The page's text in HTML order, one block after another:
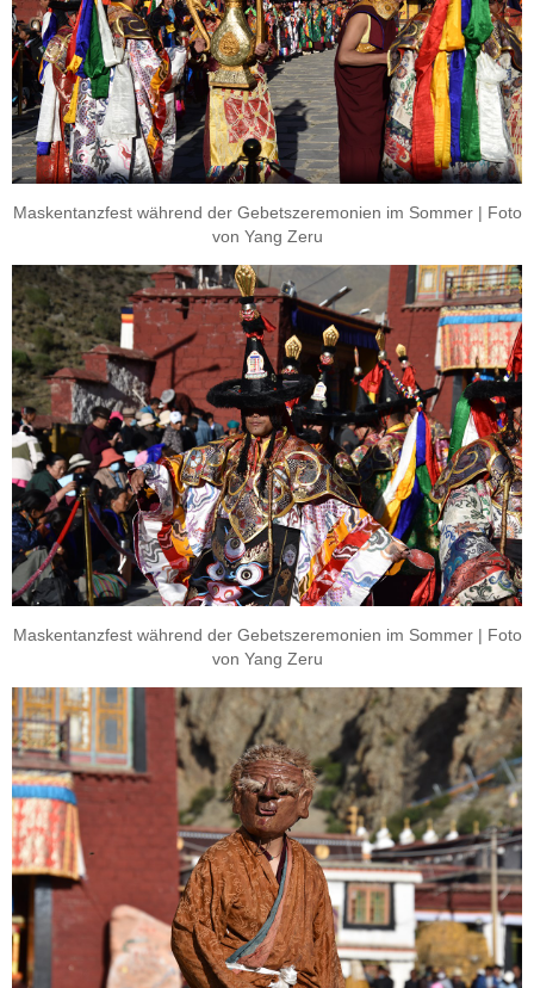
Maskentanzfest während der Gebetszeremonien im Sommer | Foto
von Yang Zeru
Maskentanzfest während der Gebetszeremonien im Sommer | Foto
von Yang Zeru